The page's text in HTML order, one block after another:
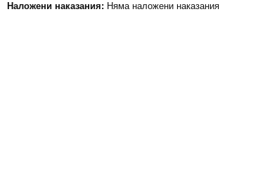
Наложени наказания: Няма наложени наказания